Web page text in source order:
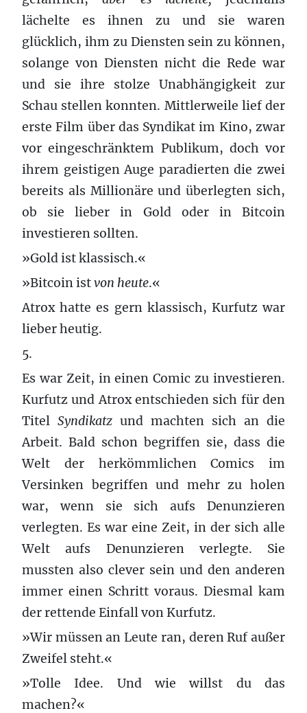
lächelte es ihnen zu und sie waren
glücklich, ihm zu Diensten sein zu können,
solange von Diensten nicht die Rede war
und sie ihre stolze Unabhängigkeit zur
Schau stellen konnten. Mittlerweile lief der
erste Film über das Syndikat im Kino, zwar
vor eingeschränktem Publikum, doch vor
ihrem geistigen Auge paradierten die zwei
bereits als Millionäre und überlegten sich,
ob sie lieber in Gold oder in Bitcoin
investieren sollten.
»Gold ist klassisch.«
»Bitcoin istvon heute.«
Atrox hatte es gern klassisch, Kurfutz war
lieber heutig.
5.
Es war Zeit, in einen Comic zu investieren.
Kurfutz und Atrox entschieden sich für den
Titel Syndikatz und machten sich an die
Arbeit. Bald schon begriffen sie, dass die
Welt der herkömmlichen Comics im
Versinken begriffen und mehr zu holen
war, wenn sie sich aufs Denunzieren
verlegten. Es war eine Zeit, in der sich alle
Welt aufs Denunzieren verlegte. Sie
mussten also clever sein und den anderen
immer einen Schritt voraus. Diesmal kam
der rettende Einfall von Kurfutz.
»Wir müssen an Leute ran, deren Ruf außer
Zweifel steht.«
»Tolle Idee. Und wie willst du das
machen?«